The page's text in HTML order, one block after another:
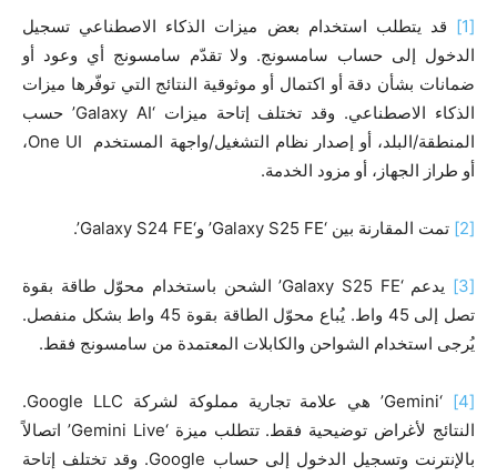
[1]
قد يتطلب استخدام بعض ميزات الذكاء الاصطناعي تسجيل
الدخول إلى حساب سامسونج. ولا تقدّم سامسونج أي وعود أو
ضمانات بشأن دقة أو اكتمال أو موثوقية النتائج التي توفّرها ميزات
الذكاء الاصطناعي. وقد تختلف إتاحة ميزات ‘Galaxy AI’ حسب
المنطقة/البلد، أو إصدار نظام التشغيل/واجهة المستخدم One UI،
أو طراز الجهاز، أو مزود الخدمة.
[2] تمت المقارنة بين ‘Galaxy S25 FE’ و‘Galaxy S24 FE’.
[3]
يدعم ‘Galaxy S25 FE’ الشحن باستخدام محوّل طاقة بقوة
تصل إلى 45 واط. يُباع محوّل الطاقة بقوة 45 واط بشكل منفصل.
يُرجى استخدام الشواحن والكابلات المعتمدة من سامسونج فقط.
[4]
‘Gemini’ هي علامة تجارية مملوكة لشركة Google LLC.
النتائج لأغراض توضيحية فقط. تتطلب ميزة ‘Gemini Live’ اتصالاً
بالإنترنت وتسجيل الدخول إلى حساب Google. وقد تختلف إتاحة